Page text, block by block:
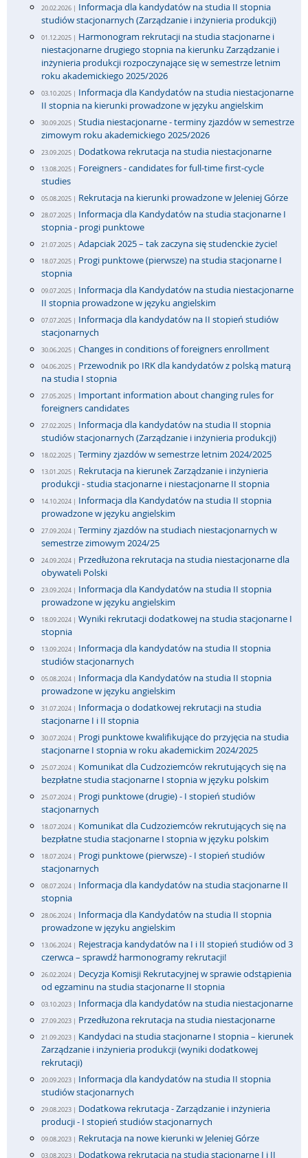
20.02.2026 | Informacja dla kandydatów na studia II stopnia
studiów stacjonarnych (Zarządzanie i inżynieria produkcji)
01.12.2025 | Harmonogram rekrutacji na studia stacjonarne i
niestacjonarne drugiego stopnia na kierunku Zarządzanie i
inżynieria produkcji rozpoczynające się w semestrze letnim
roku akademickiego 2025/2026
03.10.2025 | Informacja dla Kandydatów na studia niestacjonarne
II stopnia na kierunki prowadzone w języku angielskim
30.09.2025 | Studia niestacjonarne - terminy zjazdów w semestrze
zimowym roku akademickiego 2025/2026
23.09.2025 | Dodatkowa rekrutacja na studia niestacjonarne
13.08.2025 | Foreigners - candidates for full-time first-cycle
studies
05.08.2025 | Rekrutacja na kierunki prowadzone w Jeleniej Górze
28.07.2025 | Informacja dla Kandydatów na studia stacjonarne I
stopnia - progi punktowe
21.07.2025 | Adapciak 2025 – tak zaczyna się studenckie życie!
18.07.2025 | Progi punktowe (pierwsze) na studia stacjonarne I
stopnia
09.07.2025 | Informacja dla Kandydatów na studia niestacjonarne
II stopnia prowadzone w języku angielskim
07.07.2025 | Informacja dla kandydatów na II stopień studiów
stacjonarnych
30.06.2025 | Changes in conditions of foreigners enrollment
04.06.2025 | Przewodnik po IRK dla kandydatów z polską maturą
na studia I stopnia
27.05.2025 | Important information about changing rules for
foreigners candidates
27.02.2025 | Informacja dla kandydatów na studia II stopnia
studiów stacjonarnych (Zarządzanie i inżynieria produkcji)
18.02.2025 | Terminy zjazdów w semestrze letnim 2024/2025
13.01.2025 | Rekrutacja na kierunek Zarządzanie i inżynieria
produkcji - studia stacjonarne i niestacjonarne II stopnia
14.10.2024 | Informacja dla Kandydatów na studia II stopnia
prowadzone w języku angielskim
27.09.2024 | Terminy zjazdów na studiach niestacjonarnych w
semestrze zimowym 2024/25
24.09.2024 | Przedłużona rekrutacja na studia niestacjonarne dla
obywateli Polski
23.09.2024 | Informacja dla Kandydatów na studia II stopnia
prowadzone w języku angielskim
18.09.2024 | Wyniki rekrutacji dodatkowej na studia stacjonarne I
stopnia
13.09.2024 | Informacja dla kandydatów na studia II stopnia
studiów stacjonarnych
05.08.2024 | Informacja dla Kandydatów na studia II stopnia
prowadzone w języku angielskim
31.07.2024 | Informacja o dodatkowej rekrutacji na studia
stacjonarne I i II stopnia
30.07.2024 | Progi punktowe kwalifikujące do przyjęcia na studia
stacjonarne I stopnia w roku akademickim 2024/2025
25.07.2024 | Komunikat dla Cudzoziemców rekrutujących się na
bezpłatne studia stacjonarne I stopnia w języku polskim
25.07.2024 | Progi punktowe (drugie) - I stopień studiów
stacjonarnych
18.07.2024 | Komunikat dla Cudzoziemców rekrutujących się na
bezpłatne studia stacjonarne I stopnia w języku polskim
18.07.2024 | Progi punktowe (pierwsze) - I stopień studiów
stacjonarnych
08.07.2024 | Informacja dla kandydatów na studia stacjonarne II
stopnia
28.06.2024 | Informacja dla Kandydatów na studia II stopnia
prowadzone w języku angielskim
13.06.2024 | Rejestracja kandydatów na I i II stopień studiów od 3
czerwca – sprawdź harmonogramy rekrutacji!
26.02.2024 | Decyzja Komisji Rekrutacyjnej w sprawie odstąpienia
od egzaminu na studia stacjonarne II stopnia
03.10.2023 | Informacja dla kandydatów na studia niestacjonarne
27.09.2023 | Przedłużona rekrutacja na studia niestacjonarne
21.09.2023 | Kandydaci na studia stacjonarne I stopnia – kierunek
Zarządzanie i inżynieria produkcji (wyniki dodatkowej
rekrutacji)
20.09.2023 | Informacja dla kandydatów na studia II stopnia
studiów stacjonarnych
29.08.2023 | Dodatkowa rekrutacja - Zarządzanie i inżynieria
producji - I stopień studiów stacjonarnych
09.08.2023 | Rekrutacja na nowe kierunki w Jeleniej Górze
03.08.2023 | Dodatkowa rekrutacja na studia stacjonarne I i II